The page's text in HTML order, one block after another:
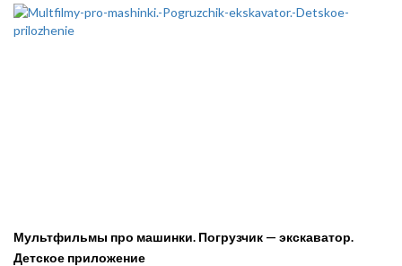
Мультфильмы про машинки. Погрузчик — экскаватор.
Детское приложение